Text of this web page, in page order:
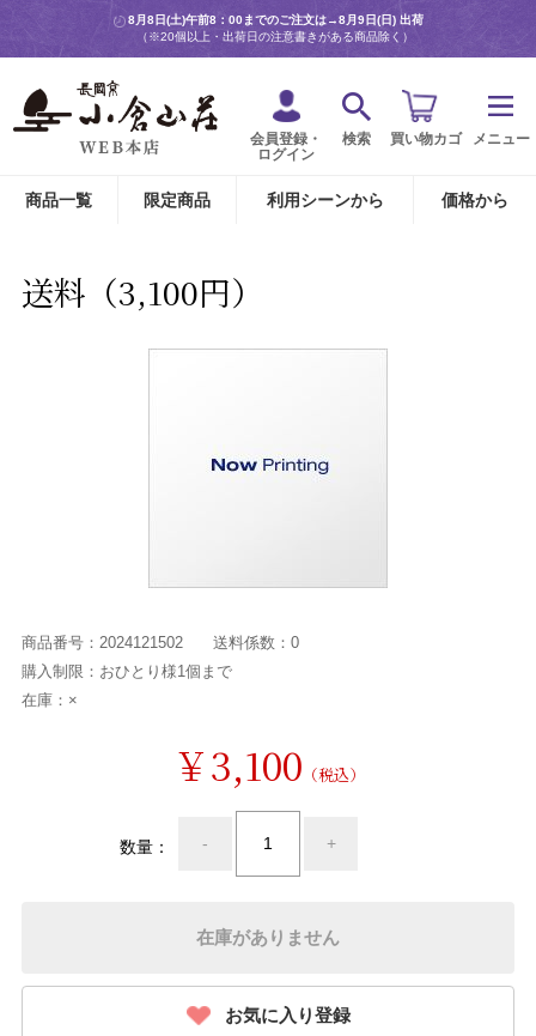
8月8日(土)午前8：00までのご注文は→8月9日(日) 出荷
（※20個以上・出荷日の注意書きがある商品除く）
会員登録・
ログイン
検索 買い物カゴ メニュー
商品一覧 限定商品 利用シーンから 価格から
送料（3,100円）
商品番号： 2024121502 送料係数： 0
購入制限： おひとり様1個まで
在庫： ×
￥3,100 （税込）
数量： - +
お気に入り登録
在庫がありません